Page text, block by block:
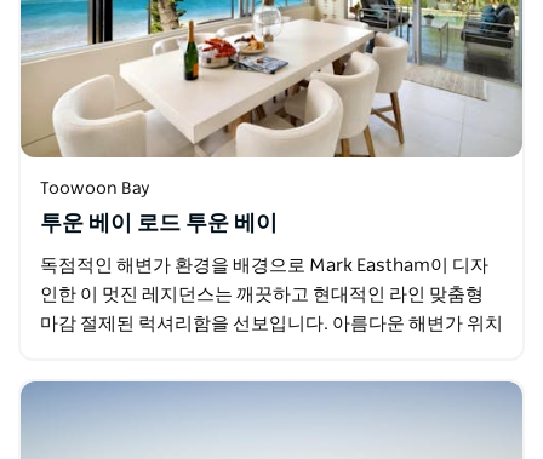
Toowoon Bay
투운 베이 로드 투운 베이
독점적인 해변가 환경을 배경으로 Mark Eastham이 디자
인한 이 멋진 레지던스는 깨끗하고 현대적인 라인 맞춤형
마감 절제된 럭셔리함을 선보입니다. 아름다운 해변가 위치